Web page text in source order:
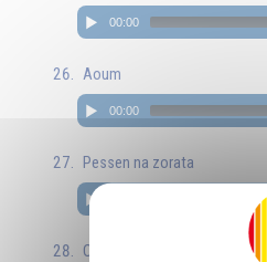
00:00
Aoum
00:00
Pessen na zorata
Otce nach